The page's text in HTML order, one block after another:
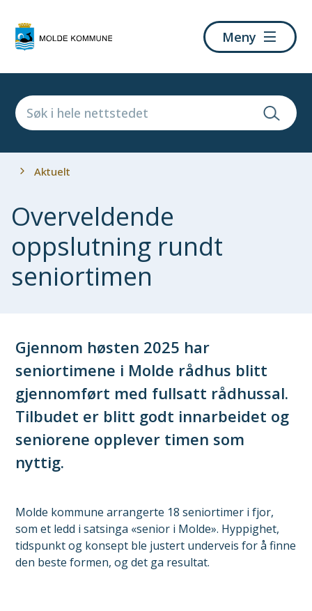
kommune
Meny
Du
Aktuelt
Overveldende
oppslutning rundt
seniortimen
Gjennom høsten 2025 har
seniortimene i Molde rådhus blitt
gjennomført med fullsatt rådhussal.
Tilbudet er blitt godt innarbeidet og
seniorene opplever timen som
nyttig.
Molde kommune arrangerte 18 seniortimer i fjor,
som et ledd i satsinga «senior i Molde». Hyppighet,
tidspunkt og konsept ble justert underveis for å finne
den beste formen, og det ga resultat.